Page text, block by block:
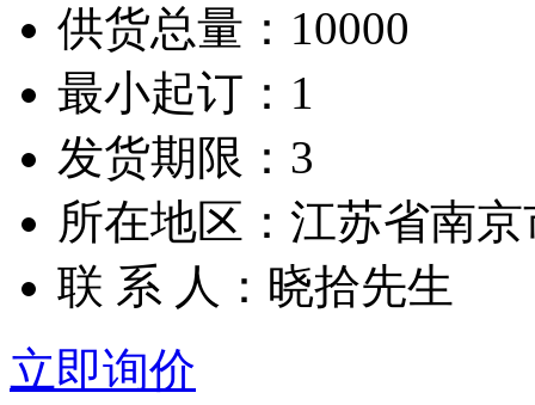
供货总量：10000
最小起订：1
发货期限：3
所在地区：江苏省南京
联 系 人：晓拾先生
立即询价